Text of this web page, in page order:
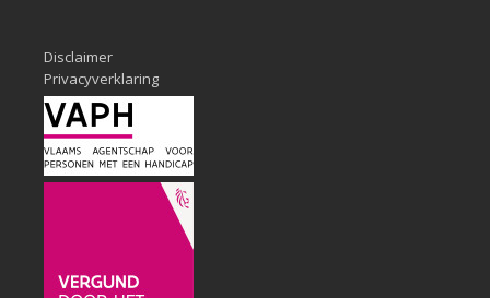
Disclaimer
Privacyverklaring